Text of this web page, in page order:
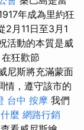
年成為里約狂
月11日至3月1
活動的本質是威
在狂歡節
尼斯將充滿蒙面
情，遵守該市的
台中 按摩 我們
麼 網路行銷